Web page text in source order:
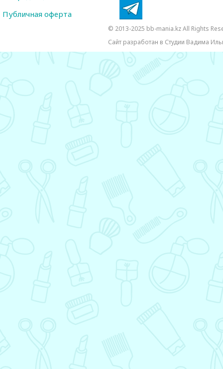
Публичная оферта
© 2013-2025 bb-mania.kz All Rights
Сайт разработан в Студии Вадима